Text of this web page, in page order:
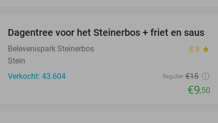
37%
Dagentree voor het Steinerbos + friet en saus
Belevenispark Steinerbos 8.9 star
Stein
Verkocht: 43.604
Regulier €15
€9,50